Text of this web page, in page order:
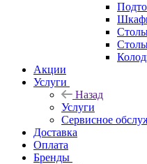
Акции
Услуги
Назад
Услуги
Сервисное
Доставка
Оплата
Бренды